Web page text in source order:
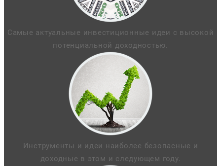
Самые актуальные инвестиционные идеи с высокой
потенциальной доходностью.
Инструменты и идеи наиболее безопасные и
доходные в этом и следующем году.